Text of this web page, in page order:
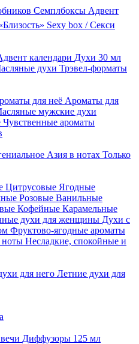
Семплбоксы Адвент
Sexy box / Секси
календари Духи 30 мл
духи Трэвел-форматы
для неё Ароматы для
мужские духи
Чувственные ароматы
Азия в нотах Только
Цитрусовые Ягодные
Розовые Ванильные
Кофейные Карамельные
духи для женщины Духи с
Фруктово-ягодные ароматы
ноты Несладкие, спокойные и
для него Летние духи для
Диффузоры 125 мл